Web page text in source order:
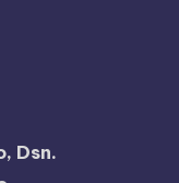
Dsn.